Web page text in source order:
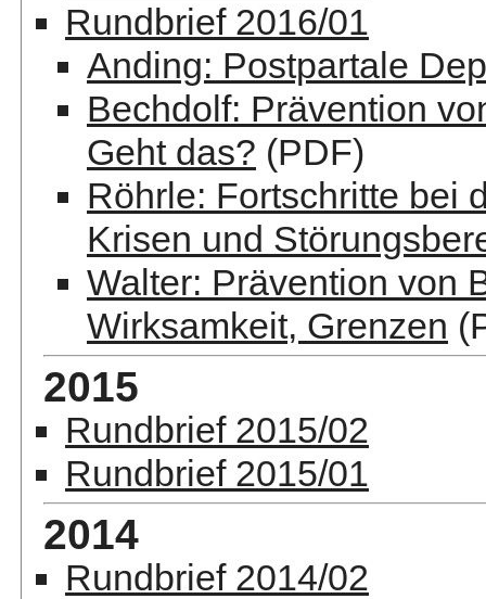
Rundbrief 2016/01
Anding: Postpartale
Bechdolf: Prävention
Geht das? (PDF)
Röhrle: Fortschritte bei
Krisen und
Walter: Prävention von
Wirksamkeit, Grenzen
2015
Rundbrief 2015/02
Rundbrief 2015/01
2014
Rundbrief 2014/02